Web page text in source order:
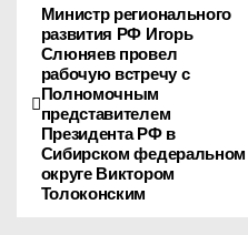
Н
а
в
и
г
Министр регионального
развития РФ Игорь
Слюняев провел
рабочую встречу с
Полномочным
представителем
Президента РФ в
Сибирском федеральном
округе Виктором
Толоконским